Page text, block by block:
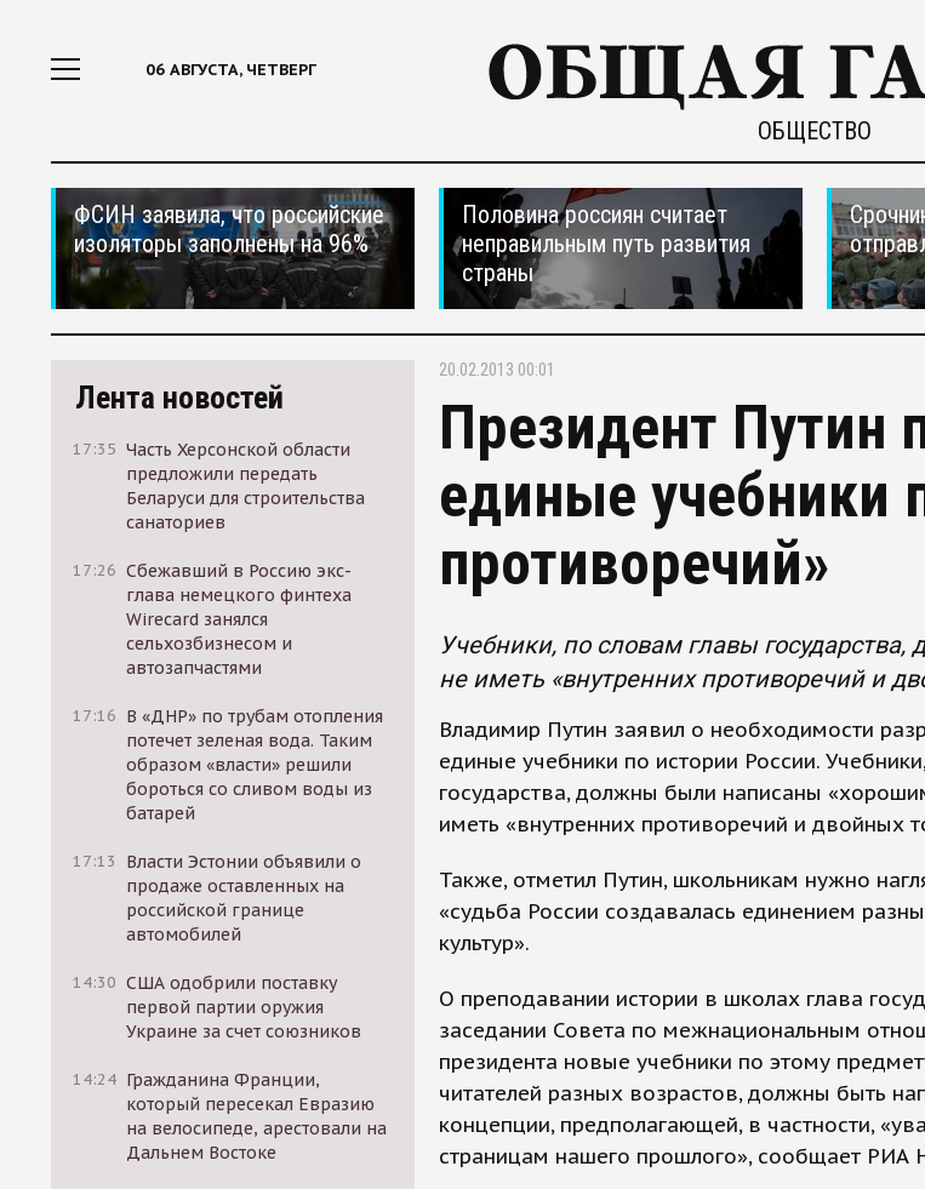
06 АВГУСТА, ЧЕТВЕРГ
ОБЩЕСТВО
ФСИН заявила, что российские
изоляторы заполнены на 96%
Половина россиян считает
неправильным путь развития
страны
Лента новостей
17:35 Часть Херсонской области
предложили передать
Беларуси для строительства
санаториев
17:26 Сбежавший в Россию экс-
глава немецкого финтеха
Wirecard занялся
сельхозбизнесом и
автозапчастями
17:16 В «ДНР» по трубам отопления
потечет зеленая вода. Таким
образом «власти» решили
бороться со сливом воды из
батарей
17:13
Власти Эстонии объявили о
продаже оставленных на
российской границе
автомобилей
14:30 США одобрили поставку
первой партии оружия
Украине за счет союзников
14:24 Гражданина Франции,
который пересекал Евразию
на велосипеде, арестовали на
Дальнем Востоке
20.02.2013 00:01
Президент Путин
единые учебники
противоречий»
Учебники, по словам главы
не иметь «внутренних противоречий и
Владимир Путин заявил о необходимости
единые учебники по истории России.
государства, должны были написаны
иметь «внутренних противоречий и двойных
Также, отметил Путин, школьникам нужно
«судьба России создавалась единением
культур».
О преподавании истории в школах глава
заседании Совета по межнациональным
президента новые учебники по этому
читателей разных возрастов, должны быть
концепции, предполагающей, в частности,
страницам нашего прошлого», сообщает РИА